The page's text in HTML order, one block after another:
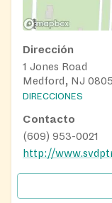
Dirección
1 Jones Road
Medford, NJ
DIRECCIONES
Contacto
(609) 953-0021